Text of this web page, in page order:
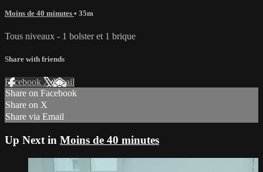
Moins de 40 minutes • 35m
Tous niveaux - 1 bolster et 1 brique
Share with friends
Facebook XEmail
Share on Facebook
Share on X
Share via Email
Up Next in Moins de 40 minutes